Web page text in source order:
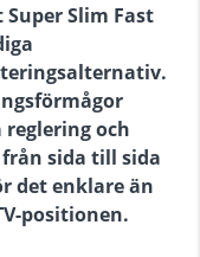
Slim Fast
och
sida till sida
det enklare än
positionen.